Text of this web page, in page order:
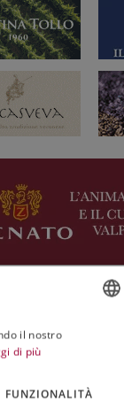
il nostro
di più
FUNZIONALITÀ